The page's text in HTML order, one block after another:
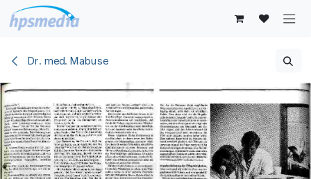
Zum Inhalt springen
Dr. med. Mabuse